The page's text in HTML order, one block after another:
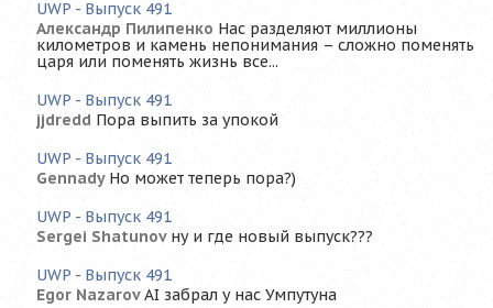
UWP - Выпуск 491
Александр Пилипенко Нас разделяют миллионы
километров и камень непонимания – сложно поменять
царя или поменять жизнь все...
UWP - Выпуск 491
jjdredd Пора выпить за упокой
UWP - Выпуск 491
Gennady Но может теперь пора?)
UWP - Выпуск 491
Sergei Shatunov ну и где новый выпуск???
UWP - Выпуск 491
Egor Nazarov AI забрал у нас Умпутуна